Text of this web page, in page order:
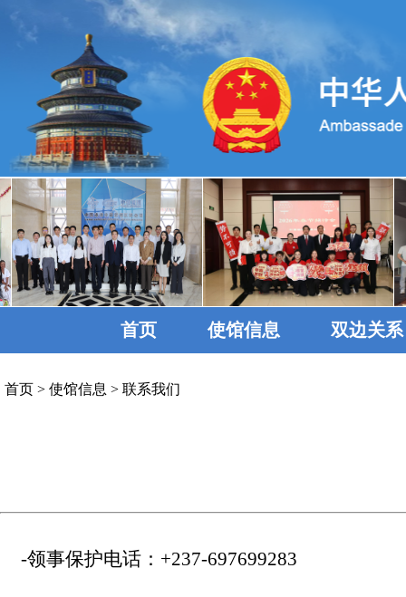
首页 使馆信息 双边关系
首页 > 使馆信息 > 联系我们
-领事保护电话： +237-697699283